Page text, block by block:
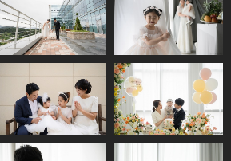
시그니처파티플레
이스(민락)
시그니처파티플레
이스(부천)
시그니처파티플레
이스(부천)
시그니처파티플레
이스(금정)